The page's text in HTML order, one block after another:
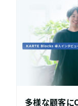
多様な顧客に